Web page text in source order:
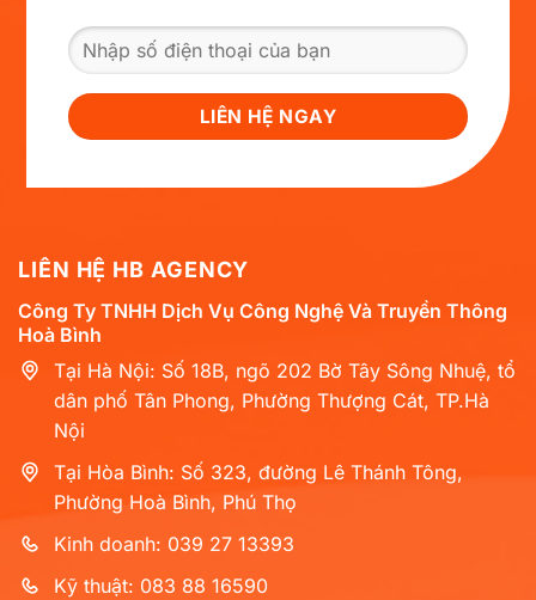
LIÊN HỆ HB AGENCY
Công Ty TNHH Dịch Vụ Công Nghệ Và Truyền Thông
Hoà Bình
Tại Hà Nội: Số 18B, ngõ 202 Bờ Tây Sông Nhuệ, tổ
dân phố Tân Phong, Phường Thượng Cát, TP.Hà
Nội
Tại Hòa Bình: Số 323, đường Lê Thánh Tông,
Phường Hoà Bình, Phú Thọ
Kinh doanh: 039 27 13393
Kỹ thuật: 083 88 16590